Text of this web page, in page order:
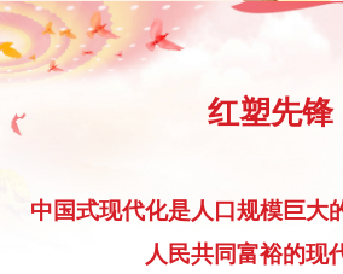
红塑先锋
中国式现代化是人口规模巨大
人民共同富裕的现